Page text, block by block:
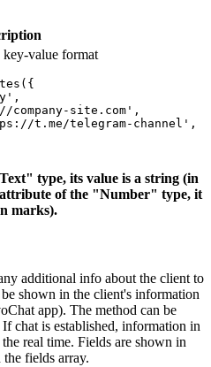
value format
company-site.com',
t.me/telegram-channel',
type, its value is a string (in
of the "Number" type, it
marks).
additional info about the client to
shown in the client's information
app). The method can be
chat is established, information in
real time. Fields are shown in
the fields array.